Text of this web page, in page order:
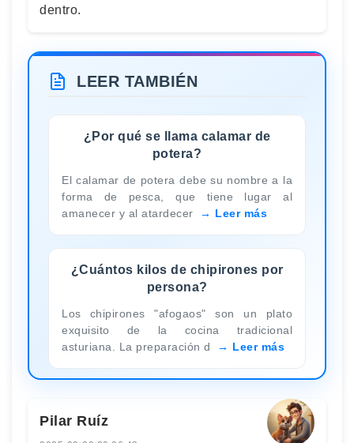
dentro.
LEER TAMBIÉN
¿Por qué se llama calamar de
potera?
El calamar de potera debe su nombre a la
forma de pesca, que tiene lugar al
amanecer y al atardecer
Leer más
¿Cuántos kilos de chipirones por
persona?
Los chipirones "afogaos" son un plato
exquisito de la cocina tradicional
asturiana. La preparación d
Leer más
Pilar Ruíz